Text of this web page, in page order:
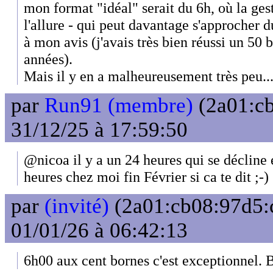
mon format "idéal" serait du 6h, où la
l'allure - qui peut davantage s'approcher
à mon avis (j'avais très bien réussi un 50
années).
Mais il y en a malheureusement très peu...
par Run91 (membre)
31/12/25 à 17:59:50
@nicoa il y a un 24 heures qui se
heures chez moi fin Février si ca te dit ;-)
par (invité)
01/01/26 à 06:42:13
6h00 aux cent bornes c'est exceptionnel.